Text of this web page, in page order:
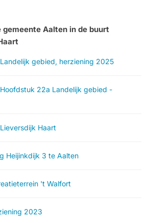
gemeente Aalten in de buurt
gebied, herziening 2025
22a Landelijk gebied -
Haart
Heijinkdijk 3 te Aalten
't Walfort
2023